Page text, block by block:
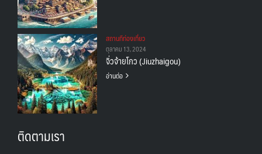
สถานทีท่องเที่ยว
ตุลาคม 13, 2024
จิ่วจ้ายโกว (Jiuzhaigou)
อ่านต่อ
ติดตามเรา